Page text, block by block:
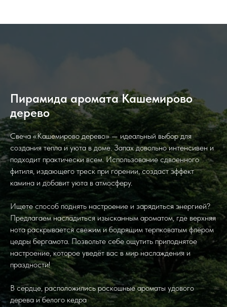
Пирамида аромата Кашемирово
дерево
Свеча «Кашемирово дерево» — идеальный выбор для
создания тепла и уюта в доме. Запах довольно интенсивен и
подходит практически всем. Использование сдвоенного
фитиля, издающего треск при горении, создаст эффект
камина и добавит уюта в атмосферу.
Ищете способ поднять настроение и зарядиться энергией?
Предлагаем насладиться изысканным ароматом, где верхняя
нота раскрывается свежим и бодрящим терпковатым флёром
цедры бергамота. Позвольте себе ощутить приподнятое
настроение, которое уведёт вас в мир наслаждения и
праздности!
В сердце, расположились роскошные ароматы удового
дерева и белого кедра